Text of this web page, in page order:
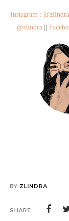
Instagram : @zlindra
@zlindra ||
BY ZLINDRA
SHARE: